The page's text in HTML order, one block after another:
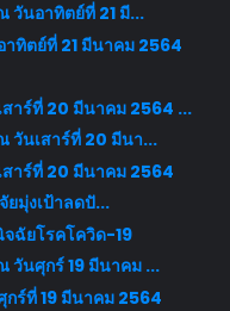
วันอาทิตย์ที่ 21 มี...
ทิตย์ที่ 21 มีนาคม 2564
าร์ที่ 20 มีนาคม 2564 ...
วันเสาร์ที่ 20 มีนา...
าร์ที่ 20 มีนาคม 2564
ยมุ่งเป้าลดปั...
จฉัยโรคโควิด-19
วันศุกร์ 19 มีนาคม ...
ร์ที่ 19 มีนาคม 2564